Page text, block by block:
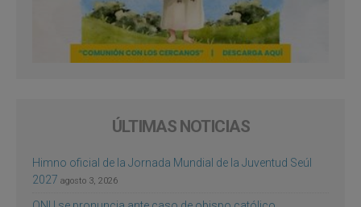
ÚLTIMAS NOTICIAS
Himno oficial de la Jornada Mundial de la Juventud Seúl
2027 agosto 3, 2026